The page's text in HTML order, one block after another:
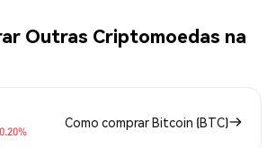
Outras Criptomoedas na
Como comprar Bitcoin (BTC)